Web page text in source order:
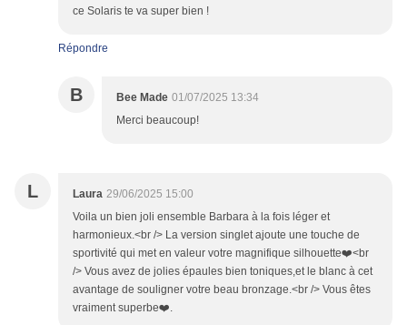
ce Solaris te va super bien !
Répondre
B Bee Made 01/07/2025 13:34
Merci beaucoup!
L Laura 29/06/2025 15:00
Voila un bien joli ensemble Barbara à la fois léger et
harmonieux.<br /> La version singlet ajoute une touche de
sportivité qui met en valeur votre magnifique silhouette❤️<br
/> Vous avez de jolies épaules bien toniques,et le blanc à cet
avantage de souligner votre beau bronzage.<br /> Vous êtes
vraiment superbe❤️.